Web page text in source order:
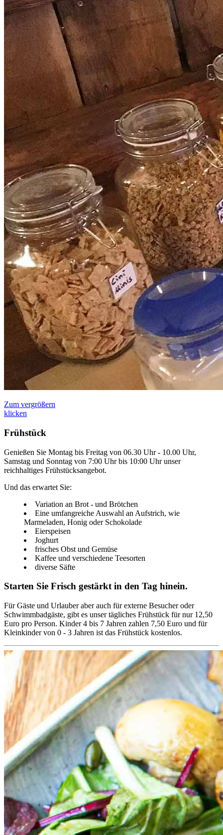
Zum vergrößern
klicken
Frühstück
Genießen Sie Montag bis Freitag von 06.30 Uhr - 10.00 Uhr,
Samstag und Sonntag von 7:00 Uhr bis 10:00 Uhr unser
reichhaltiges Frühstücksangebot.
Und das erwartet Sie:
Variation an Brot - und Brötchen
Eine umfangreiche Auswahl an Aufstrich, wie
Marmeladen, Honig oder Schokolade
Eierspeisen
Joghurt
frisches Obst und Gemüse
Kaffee und verschiedene Teesorten
diverse Säfte
Starten Sie Frisch gestärkt in den Tag hinein.
Für Gäste und Urlauber aber auch für externe Besucher oder
Schwimmbadgäste, gibt es unser tägliches Frühstück für nur 12,50
Euro pro Person. Kinder 4 bis 7 Jahren zahlen 7,50 Euro und für
Kleinkinder von 0 - 3 Jahren ist das Frühstück kostenlos.